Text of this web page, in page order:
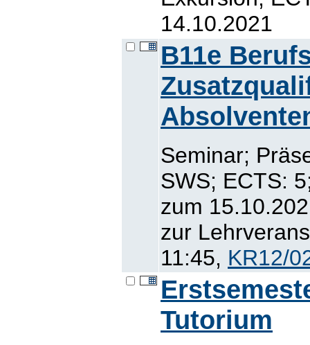
14.10.2021
B11e
Seminar;
SWS; ECTS:
zum
zur
11:45, KR12/
Tutorium